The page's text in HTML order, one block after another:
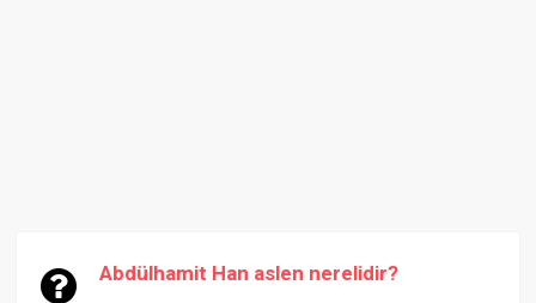
Abdülhamit Han aslen nerelidir?